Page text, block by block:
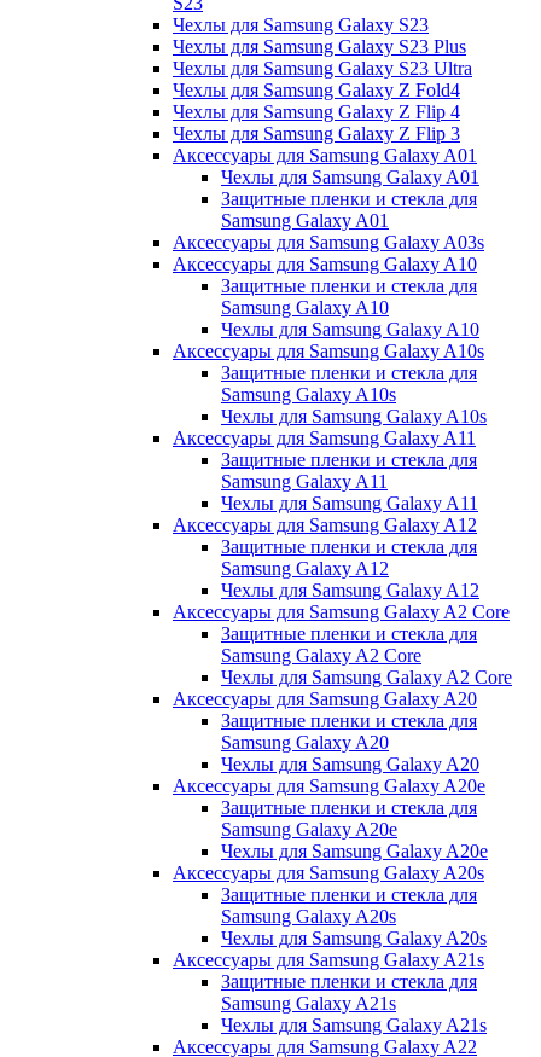
Чехлы для Samsung Galaxy S23
Чехлы для Samsung Galaxy S23 Plus
Чехлы для Samsung Galaxy S23 Ultra
Чехлы для Samsung Galaxy Z Fold4
Чехлы для Samsung Galaxy Z Flip 4
Чехлы для Samsung Galaxy Z Flip 3
Аксессуары для Samsung Galaxy A01
Чехлы для Samsung Galaxy A01
Защитные пленки и стекла для
Samsung Galaxy A01
Аксессуары для Samsung Galaxy A03s
Аксессуары для Samsung Galaxy A10
Защитные пленки и стекла для
Samsung Galaxy A10
Чехлы для Samsung Galaxy A10
Аксессуары для Samsung Galaxy A10s
Защитные пленки и стекла для
Samsung Galaxy A10s
Чехлы для Samsung Galaxy A10s
Аксессуары для Samsung Galaxy A11
Защитные пленки и стекла для
Samsung Galaxy A11
Чехлы для Samsung Galaxy A11
Аксессуары для Samsung Galaxy A12
Защитные пленки и стекла для
Samsung Galaxy A12
Чехлы для Samsung Galaxy A12
Аксессуары для Samsung Galaxy A2 Core
Защитные пленки и стекла для
Samsung Galaxy A2 Core
Чехлы для Samsung Galaxy A2 Core
Аксессуары для Samsung Galaxy A20
Защитные пленки и стекла для
Samsung Galaxy A20
Чехлы для Samsung Galaxy A20
Аксессуары для Samsung Galaxy A20e
Защитные пленки и стекла для
Samsung Galaxy A20e
Чехлы для Samsung Galaxy A20e
Аксессуары для Samsung Galaxy A20s
Защитные пленки и стекла для
Samsung Galaxy A20s
Чехлы для Samsung Galaxy A20s
Аксессуары для Samsung Galaxy A21s
Защитные пленки и стекла для
Samsung Galaxy A21s
Чехлы для Samsung Galaxy A21s
Аксессуары для Samsung Galaxy A22